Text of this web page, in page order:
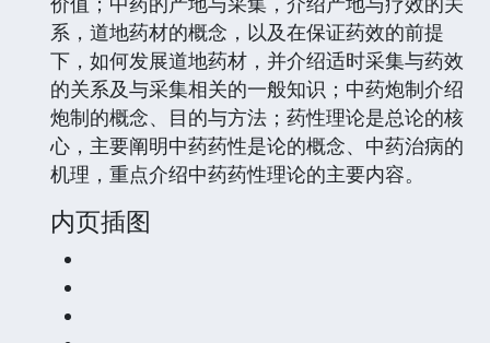
系，道地药材的概念，以及在保证药效的前提
下，如何发展道地药材，并介绍适时采集与药效
的关系及与采集相关的一般知识；中药炮制介绍
炮制的概念、目的与方法；药性理论是总论的核
心，主要阐明中药药性是论的概念、中药治病的
机理，重点介绍中药药性理论的主要内容。
内页插图